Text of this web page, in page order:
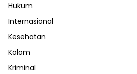
Hukum
Internasional
Kesehatan
Kolom
Kriminal